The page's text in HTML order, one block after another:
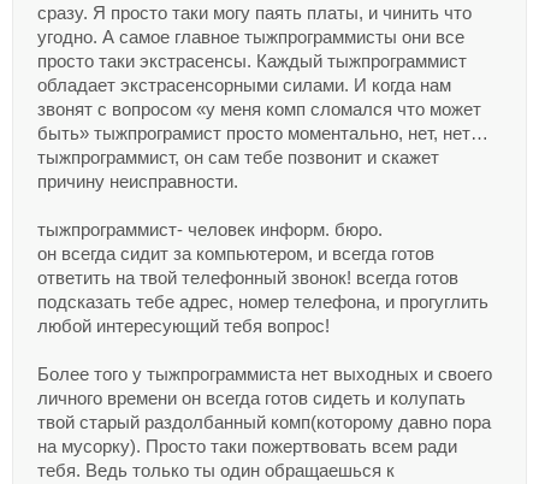
сразу. Я просто таки могу паять платы, и чинить что
угодно. А самое главное тыжпрограммисты они все
просто таки экстрасенсы. Каждый тыжпрограммист
обладает экстрасенсорными силами. И когда нам
звонят с вопросом «у меня комп сломался что может
быть» тыжпрограмист просто моментально, нет, нет…
тыжпрограммист, он сам тебе позвонит и скажет
причину неисправности.
тыжпрограммист- человек информ. бюро.
он всегда сидит за компьютером, и всегда готов
ответить на твой телефонный звонок! всегда готов
подсказать тебе адрес, номер телефона, и прогуглить
любой интересующий тебя вопрос!
Более того у тыжпрограммиста нет выходных и своего
личного времени он всегда готов сидеть и колупать
твой старый раздолбанный комп(которому давно пора
на мусорку). Просто таки пожертвовать всем ради
тебя. Ведь только ты один обращаешься к